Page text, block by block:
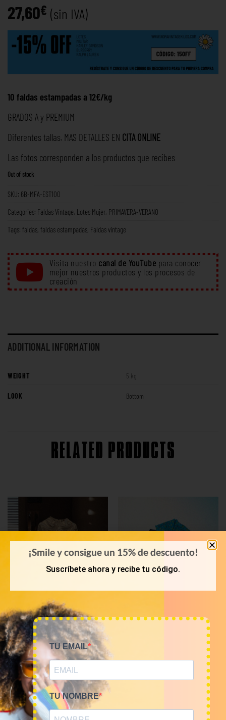
27,60€ (sin IVA)
10 faldas estampadas a 12€/kg
GRADOS A y PREMIUM
Diferentes tallas. MAS DETALLES EN CITA ONLINE
Las fotos corresponden a los productos que recibes
Out of stock
SKU: 6B-MFA-EST100
Categories: Faldas Vintage Lotes Mujer PRIMAVERA-VERANO
Tags: faldas faldas estampadas Faldas vintage
Visita nuestro canal de YouTube para conocer
mejor nuestros productos y los procesos de
creación
ADDITIONAL INFORMATION
WEIGHT 5 kg
LOOK Bottom
RELATED PRODUCTS
KILOS
Mix vestidos vintage
12€/Kg
60,00€–240,00€
Mix shorts vintage 12€/kg
(sin IVA)
¡Smile y consigue un 15% de descuento!
Suscríbete ahora y recibe tu código.
TU EMAIL
TU NOMBRE